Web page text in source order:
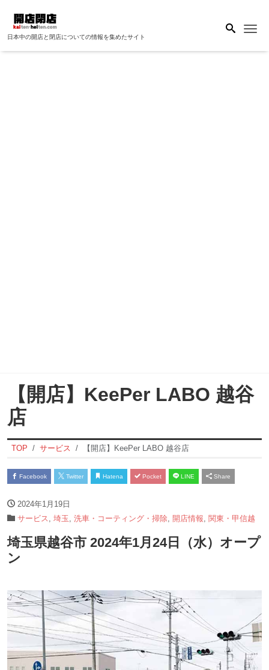
日本中の開店と閉店についての情報を集めたサイト
【開店】KeePer LABO 越谷
店
TOP サービス 【開店】KeePer LABO 越谷店
Facebook Twitter Hatena Pocket LINE Share
2024年1月19日
サービス
埼玉 洗車・コーティング・掃除 開店情報 関東・甲信越
埼玉県越谷市 2024年1月24日（水）オープ
ン